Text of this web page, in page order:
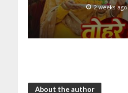
2 weeks ago
About the author